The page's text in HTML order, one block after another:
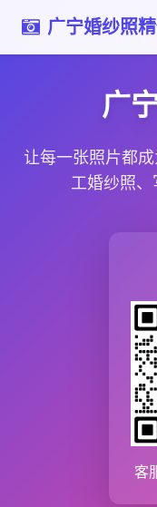
广宁婚纱照
广
让每一张照片都
工婚纱照
客